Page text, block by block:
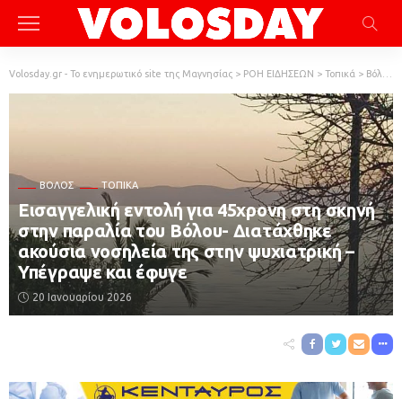
Volosday.gr - Το ενημερωτικό site της Μαγνησίας > ΡΟΗ ΕΙΔΗΣΕΩΝ > Τοπικά > Βόλος
ΒΌΛΟΣ ΤΟΠΙΚΆ
Εισαγγελική εντολή για 45χρονη στη σκηνή
στην παραλία του Βόλου- Διατάχθηκε
ακούσια νοσηλεία της στην ψυχιατρική –
Υπέγραψε και έφυγε
20 Ιανουαρίου 2026